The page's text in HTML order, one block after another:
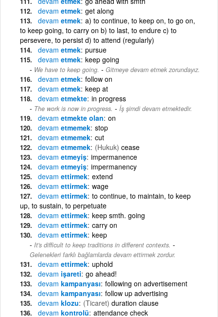
devam etmek get along
devam etmek a) to continue, to keep on, to go on,
to keep going, to carry on b) to last, to endure c) to
persevere, to persist d) to attend (regularly)
devam etmek pursue
devam etmek keep going
We have to keep going. - Gitmeye devam etmek zorundayız.
devam etmek follow on
devam etmek keep at
devam etmekte in progress
The work is now in progress. - İş şimdi devam etmektedir.
devam etmekte olan on
devam etmemek stop
devam etmemek cut
devam etmemek (Hukuk) cease
devam etmeyiş impermanence
devam etmeyiş impermanency
devam ettirmek extend
devam ettirmek wage
devam ettirmek to continue, to maintain, to keep
up, to sustain, to perpetuate
devam ettirmek keep smth. going
devam ettirmek carry on
devam ettirmek keep
It's difficult to keep traditions in different contexts. -
Gelenekleri farklı bağlamlarda devam ettirmek zordur.
devam ettirmek uphold
devam işareti go ahead!
devam kampanyası following on advertisement
devam kampanyası follow up advertising
devam klozu (Ticaret) duration clause
devam kontrolü attendance check